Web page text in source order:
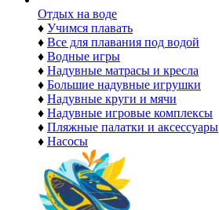
Отдых на воде
♦ Учимся плавать
♦ Все для плавания под водой
♦ Водные игры
♦ Надувные матрасы и кресла
♦ Большие надувные игрушки
♦ Надувные круги и мячи
♦ Надувные игровые комплексы
♦ Пляжные палатки и аксессуары
♦ Насосы